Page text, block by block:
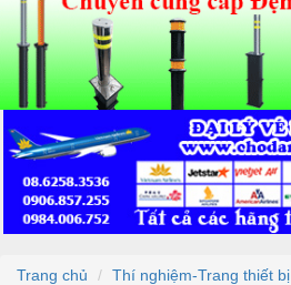
Trang chủ
Thí nghiệm-Trang thiết bị